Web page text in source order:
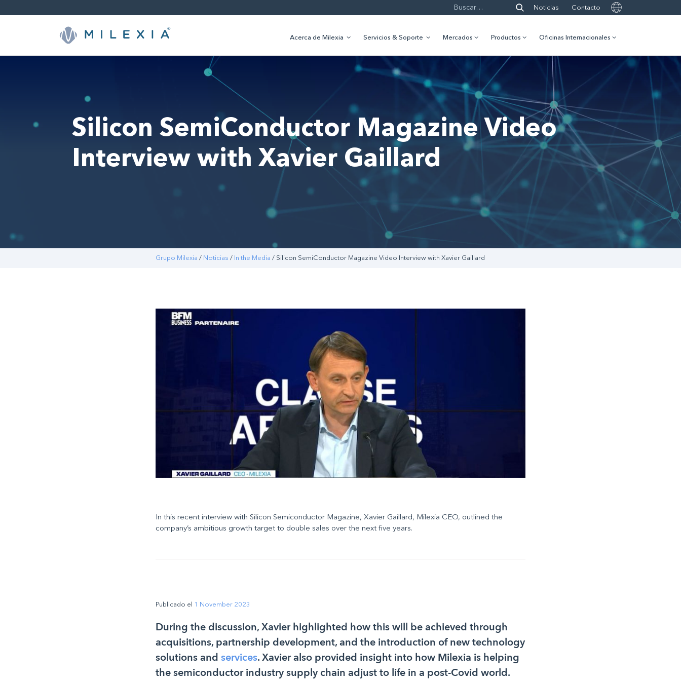
Noticias Contacto
Acerca de Milexia Servicios & Soporte Mercados Productos Oficinas Internacionales
Silicon SemiConductor Magazine Video
Interview with Xavier Gaillard
Grupo Milexia / Noticias / In the Media / Silicon SemiConductor Magazine Video Interview with Xavier Gaillard
In this recent interview with Silicon Semiconductor Magazine, Xavier Gaillard, Milexia CEO, outlined the
company’s ambitious growth target to double sales over the next five years.
Publicado el 1 November 2023
During the discussion, Xavier highlighted how this will be achieved through
acquisitions, partnership development, and the introduction of new technology
solutions and services. Xavier also provided insight into how Milexia is helping
the semiconductor industry supply chain adjust to life in a post-Covid world.